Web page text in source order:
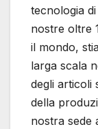
tecnologia
nostre oltre
il mondo,
larga scala
degli articoli
della
nostra sede